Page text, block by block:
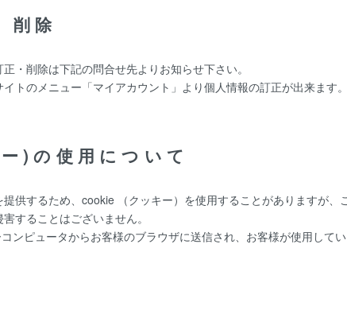
削除
・削除は下記の問合せ先よりお知らせ下さい。
トのメニュー「マイアカウント」より個人情報の訂正が出来ます。
の使用について
供するため、cookie （クッキー）を使用することがありますが
することはございません。
ンピュータからお客様のブラウザに送信され、お客様が使用して